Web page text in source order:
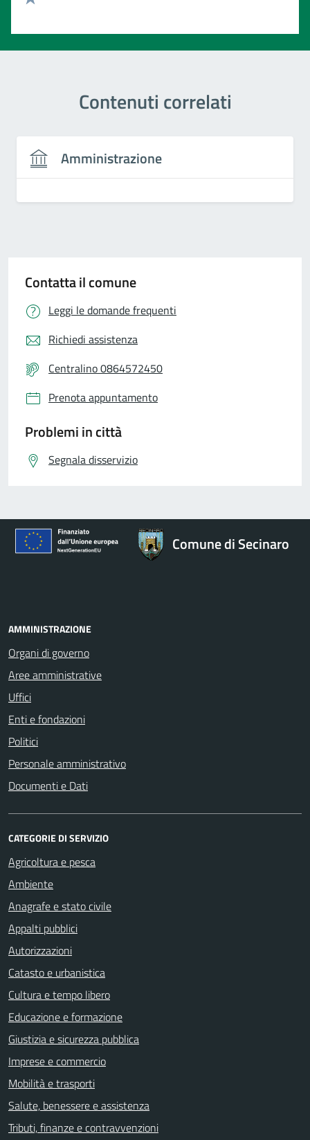
Contenuti correlati
Amministrazione
Contatta il comune
Leggi le domande frequenti
Richiedi assistenza
Centralino 0864572450
Prenota appuntamento
Problemi in città
Segnala disservizio
Comune di Secinaro
AMMINISTRAZIONE
Organi di governo
Aree amministrative
Uffici
Enti e fondazioni
Politici
Personale amministrativo
Documenti e Dati
CATEGORIE DI SERVIZIO
Agricoltura e pesca
Ambiente
Anagrafe e stato civile
Appalti pubblici
Autorizzazioni
Catasto e urbanistica
Cultura e tempo libero
Educazione e formazione
Giustizia e sicurezza pubblica
Imprese e commercio
Mobilità e trasporti
Salute, benessere e assistenza
Tributi, finanze e contravvenzioni